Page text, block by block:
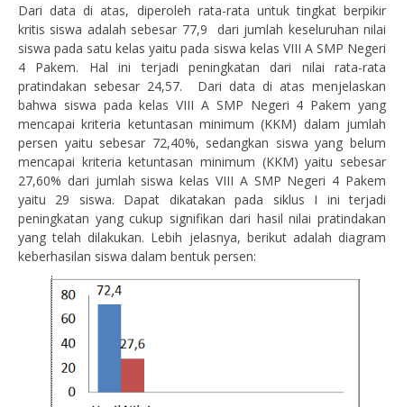
Dari data di atas, diperoleh rata-rata untuk tingkat berpikir
kritis siswa adalah sebesar 77,9 dari jumlah keseluruhan nilai
siswa pada satu kelas yaitu pada siswa kelas VIII A SMP Negeri
4 Pakem. Hal ini terjadi peningkatan dari nilai rata-rata
pratindakan sebesar 24,57. Dari data di atas menjelaskan
bahwa siswa pada kelas VIII A SMP Negeri 4 Pakem yang
mencapai kriteria ketuntasan minimum (KKM) dalam jumlah
persen yaitu sebesar 72,40%, sedangkan siswa yang belum
mencapai kriteria ketuntasan minimum (KKM) yaitu sebesar
27,60% dari jumlah siswa kelas VIII A SMP Negeri 4 Pakem
yaitu 29 siswa. Dapat dikatakan pada siklus I ini terjadi
peningkatan yang cukup signifikan dari hasil nilai pratindakan
yang telah dilakukan. Lebih jelasnya, berikut adalah diagram
keberhasilan siswa dalam bentuk persen: